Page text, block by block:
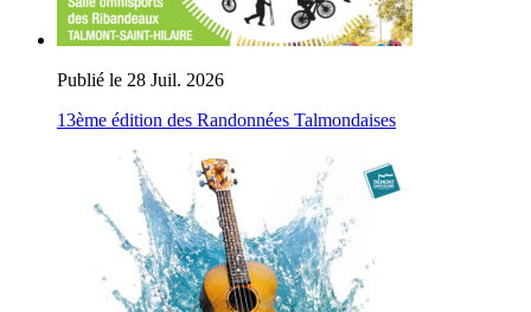
Publié le 28 Juil. 2026
13ème édition des Randonnées Talmondaises